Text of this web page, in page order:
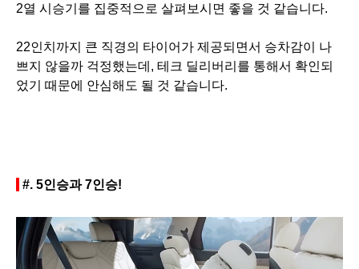
2열 시승기를 집중적으로 살펴보시면 좋을 것 같습니다.
22인치까지 큰 직경의 타이어가 제공되면서 승차감이 나
쁘지 않을까 걱정했는데, 테크 딜리버리를 통해서 확인되
었기 때문에 안심해도 될 것 같습니다.
#. 5인승과 7인승!